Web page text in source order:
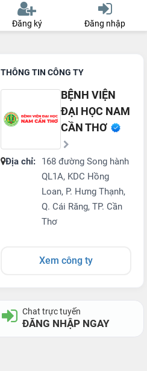
Đăng ký Đăng nhập
THÔNG TIN CÔNG TY
BỆNH VIỆN
ĐẠI HỌC NAM
CẦN THƠ
Địa chỉ:
168 đường Song hành
QL1A, KDC Hồng
Loan, P. Hưng Thạnh,
Q. Cái Răng, TP. Cần
Thơ
Xem công ty
Chat trực tuyến
ĐĂNG NHẬP NGAY